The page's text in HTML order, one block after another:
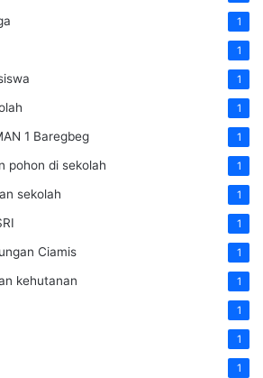
1
1
1
1
1 Baregbeg 1
pohon di sekolah 1
sekolah 1
1
Ciamis 1
kehutanan 1
1
1
1